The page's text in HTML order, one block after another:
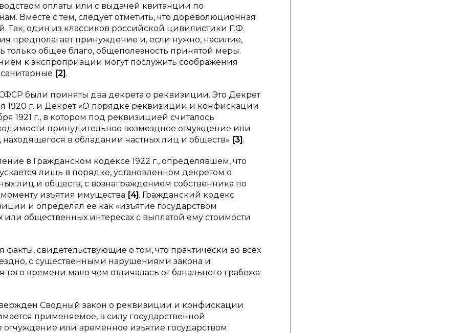
оплаты или с выдачей квитанции по
Вместе с тем, следует отметить, что дореволюционная
Так, один из классиков российской цивилистики Г.Ф.
предполагает принуждение и, если нужно, насилие,
общее благо, общеполезность принятой меры.
к экспроприации могут послужить соображения
[2].
были приняты два декрета о реквизиции. Это Декрет
1920 г. и Декрет «О порядке реквизиции и конфискации
1921 г., в котором под реквизицией считалось
принудительное возмездное отчуждение или
в обладании частных лиц и обществ» [3].
в Гражданском кодексе 1922 г., определявшем, что
лишь в порядке, установленном декретом о
лиц и обществ, с вознаграждением собственника по
изъятия имущества [4]. Гражданский кодекс
и определял ее как «изъятие государством
или общественных интересах с выплатой ему стоимости
свидетельствующие о том, что практически во всех
с существенными нарушениями закона и
времени мало чем отличалась от банального грабежа
Сводный закон о реквизиции и конфискации
применяемое, в силу государственной
или временное изъятие государством